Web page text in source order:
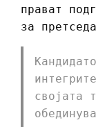
прават
за
својата